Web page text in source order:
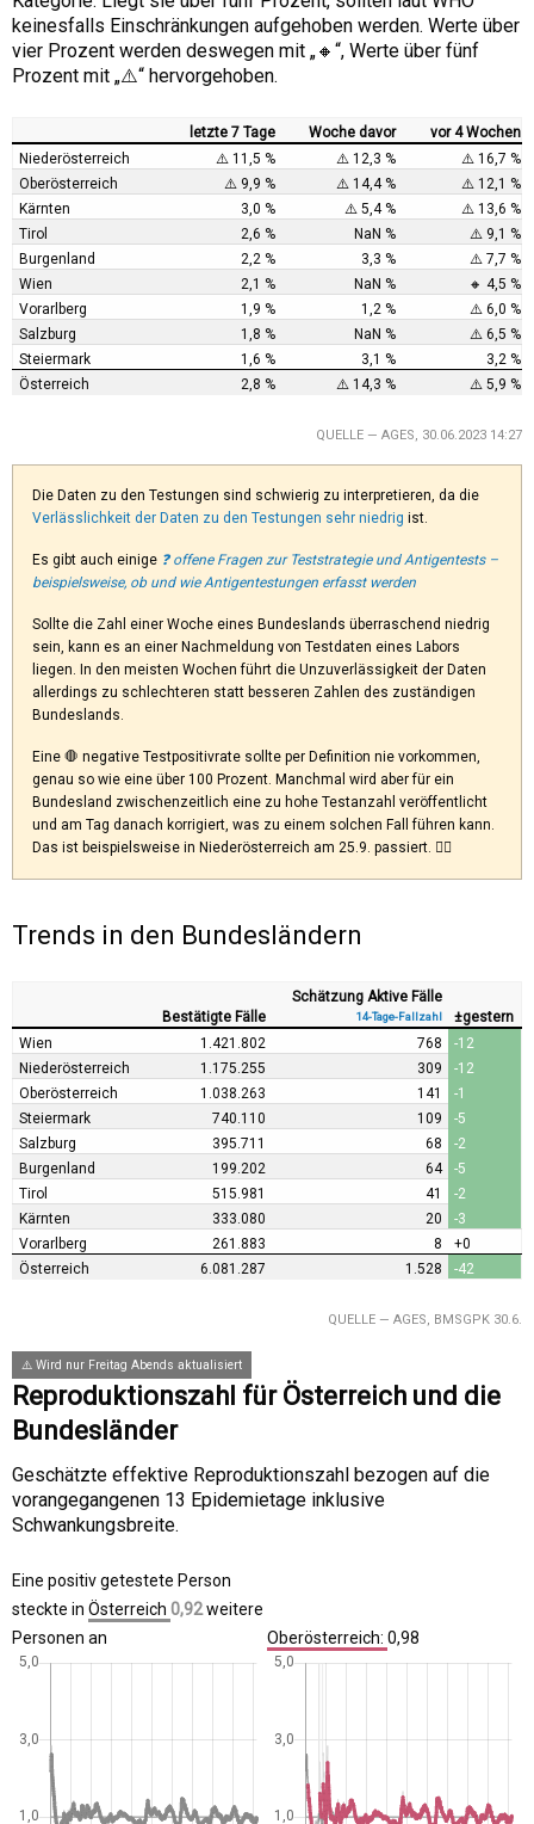
keinesfalls Einschränkungen aufgehoben werden. Werte über
vier Prozent werden deswegen mit „🔸“, Werte über fünf
Prozent mit „⚠️“ hervorgehoben.
letzte 7 Tage Woche davor
vor 4 Wochen
Niederösterreich
⚠️ 11,5 % ⚠️ 12,3 %
⚠️ 16,7 %
Oberösterreich
⚠️ 9,9 % ⚠️ 14,4 %
⚠️ 12,1 %
Kärnten
3,0 % ⚠️ 5,4 %
⚠️ 13,6 %
Tirol
2,6 % NaN %
⚠️ 9,1 %
Burgenland
2,2 % 3,3 %
⚠️ 7,7 %
Wien
2,1 % NaN %
🔸 4,5 %
Vorarlberg
1,9 % 1,2 %
⚠️ 6,0 %
Salzburg
1,8 % NaN %
⚠️ 6,5 %
Steiermark
1,6 % 3,1 %
3,2 %
Österreich
2,8 % ⚠️ 14,3 % ⚠️ 5,9 %
QUELLE — AGES, 30.06.2023 14:27
Die Daten zu den Testungen sind schwierig zu interpretieren, da die
Verlässlichkeit der Daten zu den Testungen sehr niedrig ist.
Es gibt auch einige ❓ offene Fragen zur Teststrategie und Antigentests –
beispielsweise, ob und wie Antigentestungen erfasst werden
Sollte die Zahl einer Woche eines Bundeslands überraschend niedrig
sein, kann es an einer Nachmeldung von Testdaten eines Labors
liegen. In den meisten Wochen führt die Unzuverlässigkeit der Daten
allerdings zu schlechteren statt besseren Zahlen des zuständigen
Bundeslands.
Eine 🛑 negative Testpositivrate sollte per Definition nie vorkommen,
genau so wie eine über 100 Prozent. Manchmal wird aber für ein
Bundesland zwischenzeitlich eine zu hohe Testanzahl veröffentlicht
und am Tag danach korrigiert, was zu einem solchen Fall führen kann.
Das ist beispielsweise in Niederösterreich am 25.9. passiert. 🤷‍♂️
Trends in den Bundesländern
Bestätigte Fälle
Schätzung Aktive Fälle
14-Tage-Fallzahl
±​gestern
Wien
1.421.802 768
-12
Niederösterreich
1.175.255 309
-12
Oberösterreich
1.038.263 141
-1
Steiermark
740.110 109
-5
Salzburg
395.711 68
-2
Burgenland
199.202 64
-5
Tirol
515.981 41
-2
Kärnten
333.080 20
-3
Vorarlberg
261.883 8
+0
Österreich
6.081.287 1.528 -42
QUELLE — AGES, BMSGPK 30.6.
⚠️ Wird nur Freitag Abends aktualisiert
Reproduktionszahl für Österreich und die
Bundesländer
Geschätzte effektive Reproduktionszahl bezogen auf die
vorangegangenen 13 Epidemietage inklusive
Schwankungsbreite.
Eine positiv getestete Person
steckte in Österreich 0,92weitere
Personen an
Oberösterreich: 0,98